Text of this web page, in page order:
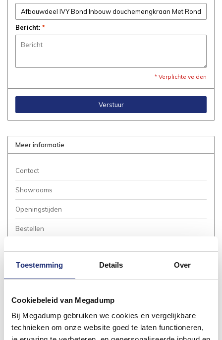
Toestemming Details Over
Cookiebeleid van Megadump
Bij Megadump gebruiken we cookies en vergelijkbare
technieken om onze website goed te laten functioneren,
Bericht: *
* Verplichte velden
Verstuur
Meer informatie
Contact
Showrooms
Openingstijden
Bestellen
Bezorgen / Afhalen
Garantie / Klachten
Service Aanvraag